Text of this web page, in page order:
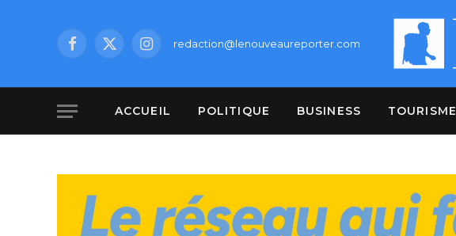
Facebook
X
Instagramredaction@lenouveaureporter.com
ACCUEIL POLITIQUE BUSINESS TOURISME